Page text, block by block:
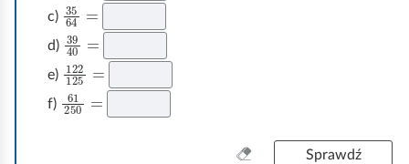
c) 35
64=
d) 39
40=
e) 122
125=
f) 61
250=
W
Sprawdź